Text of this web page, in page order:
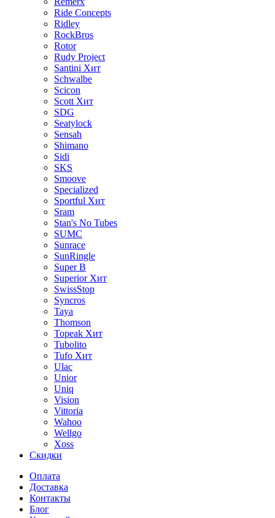
Ride Concepts
Ridley
RockBros
Rotor
Rudy Project
Santini Хит
Schwalbe
Scicon
Scott Хит
SDG
Seatylock
Sensah
Shimano
Sidi
SKS
Smoove
Specialized
Sportful Хит
Sram
Stan's No Tubes
SUMC
Sunrace
SunRingle
Super B
Superior Хит
SwissStop
Syncros
Taya
Thomson
Topeak Хит
Tubolito
Tufo Хит
Ulac
Unior
Uniq
Vision
Vittoria
Wahoo
Wellgo
Xoss
Скидки
Оплата
Доставка
Контакты
Блог